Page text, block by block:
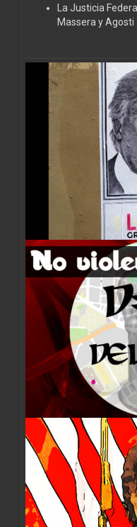
La Justicia
Massera y Agosti